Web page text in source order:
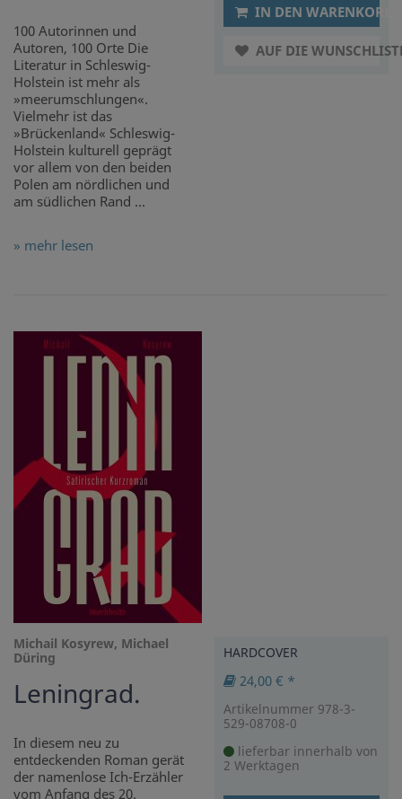
100 Autorinnen und
Autoren, 100 Orte Die
Literatur in Schleswig-
Holstein ist mehr als
»meerumschlungen«.
Vielmehr ist das
»Brückenland« Schleswig-
Holstein kulturell geprägt
vor allem von den beiden
Polen am nördlichen und
am südlichen Rand ...
» mehr lesen
IN DEN WARENKORB
AUF DIE
Michail Kosyrew, Michael
Düring
Leningrad.
In diesem neu zu
entdeckenden Roman gerät
der namenlose Ich-Erzähler
vom Anfang des 20.
HARDCOVER
24,00 € *
Artikelnummer 978-3-
529-08708-0
lieferbar innerhalb von
2 Werktagen